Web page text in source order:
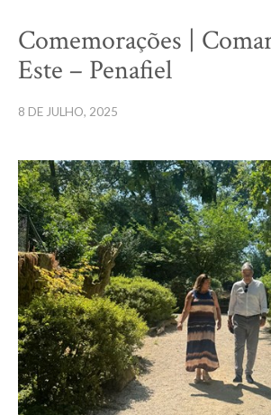
Comemorações |
Este – Penafiel
8 DE JULHO, 2025